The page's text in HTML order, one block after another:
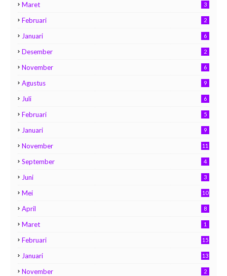
Maret 3
Februari 2
Januari 6
Desember 2
November 6
Agustus 9
Juli 6
Februari 5
Januari 9
November 11
September 4
Juni 3
Mei 10
April 8
Maret 1
Februari 15
Januari 13
November 2